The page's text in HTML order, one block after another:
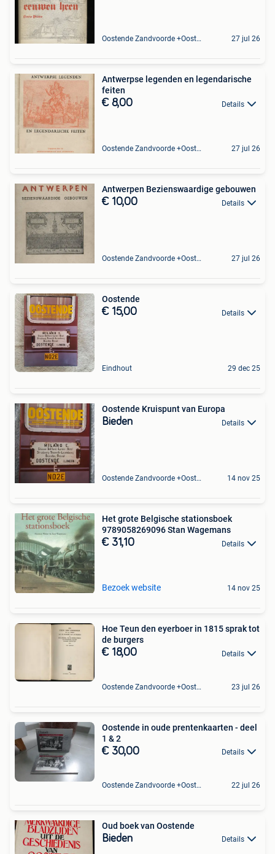
Oostende Zandvoorde +Oostende 27 jul 26
Antwerpse legenden en legendarische
feiten
€ 8,00 Details
Oostende Zandvoorde +Oostende 27 jul 26
Antwerpen Bezienswaardige gebouwen
€ 10,00 Details
Oostende Zandvoorde +Oostende 27 jul 26
Oostende
€ 15,00 Details
Eindhout 29 dec 25
Oostende Kruispunt van Europa
Bieden Details
Oostende Zandvoorde +Oostende 14 nov 25
Het grote Belgische stationsboek
9789058269096 Stan Wagemans
€ 31,10 Details
Bezoek website 14 nov 25
Hoe Teun den eyerboer in 1815 sprak tot
de burgers
€ 18,00 Details
Oostende Zandvoorde +Oostende 23 jul 26
Oostende in oude prentenkaarten - deel
1 & 2
€ 30,00 Details
Oostende Zandvoorde +Oostende 22 jul 26
Oud boek van Oostende
Bieden Details